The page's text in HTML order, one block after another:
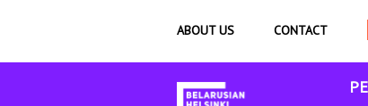
ABOUT US CONTACT